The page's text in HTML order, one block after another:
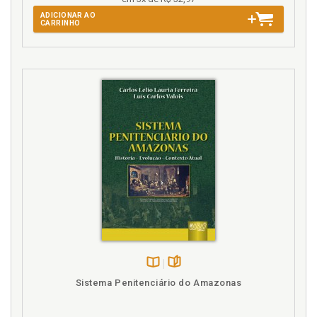
Humanos na proteção dos direitos das mulheres e o
controle de convencionalidade, p. 125
Legítima defesa da honra: ilegítimo argumento
contra as mulheres (análise histórica), p. 176
Legítima defesa da honra: ilegítimo argumento
contra as mulheres (análise histórica). Atuação do
movimento feminista: "quem ama não mata!", p. 189
Legítima defesa da honra: ilegítimo argumento
contra as mulheres (análise histórica). Código
Imperial e a exclusão do direito do marido de matar
a esposa adúltera, p. 184
ADICIONAR AO
CARRINHO
Disponível
páginas
Sistema Penitenciário do Amazonas